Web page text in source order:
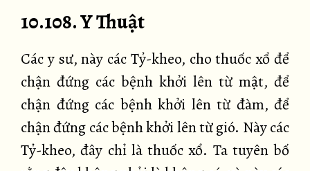
10.108. Y Thuật
Các y sư, này các Tỷ-kheo, cho thuốc xổ để
chận đứng các bệnh khởi lên từ mật, để
chận đứng các bệnh khởi lên từ đàm, để
chận đứng các bệnh khởi lên từ gió. Này các
Tỷ-kheo, đây chỉ là thuốc xổ. Ta tuyên bố